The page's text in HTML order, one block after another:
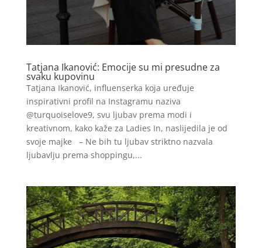
Tatjana Ikanović: Emocije su mi presudne za
svaku kupovinu
Tatjana Ikanović, influenserka koja uređuje
inspirativni profil na Instagramu naziva
@turquoiselove9, svu ljubav prema modi i
kreativnom, kako kaže za Ladies In, naslijedila je od
svoje majke – Ne bih tu ljubav striktno nazvala
ljubavlju prema shoppingu,...